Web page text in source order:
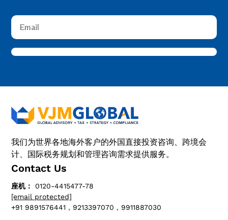
我们为世界各地海外客户的外国直接投资咨询、跨境会
计、国际税务规划和管理咨询需求提供服务。
Contact Us
座机：
0120-4415477-78
[email protected]
+91 9891576441，9213397070，9911887030